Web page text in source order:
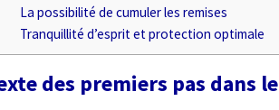
La possibilité de cumuler les remises
Tranquillité d’esprit et protection optimale
des premiers pas dans